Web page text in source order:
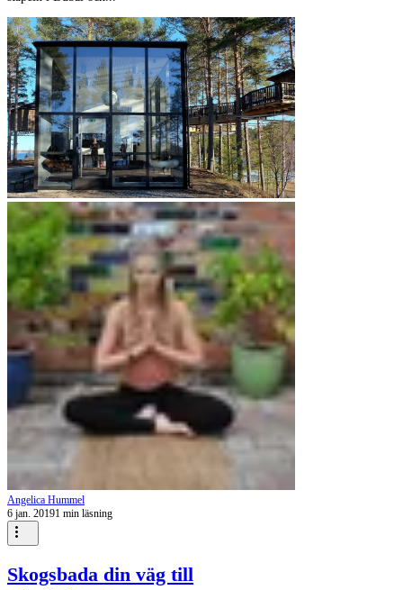
Angelica Hummel
6 jan. 20191 min läsning
Skogsbada din väg till